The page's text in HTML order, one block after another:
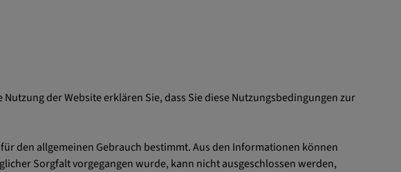
der Website erklären Sie, dass Sie diese Nutzungsbedingungen zur
den allgemeinen Gebrauch bestimmt. Aus den Informationen können
Sorgfalt vorgegangen wurde, kann nicht ausgeschlossen werden,